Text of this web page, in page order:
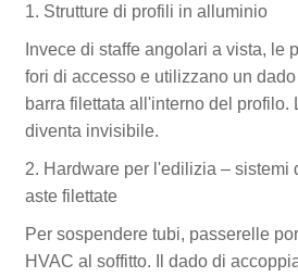
1. Strutture di profili in alluminio
Invece di staffe angolari a vista, le
fori di accesso e utilizzano un
barra filettata all'interno del profilo.
diventa invisibile.
2. Hardware per l'edilizia – sistemi
aste filettate
Per sospendere tubi, passerelle
HVAC al soffitto. Il dado di